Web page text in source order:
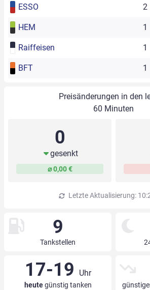
ESSO 2
HEM 1
Raiffeisen 1
BFT 1
Preisänderungen in den
60 Minuten
0
gesenkt
⌀ 0,00 €
Letzte Aktualisierung:
9
Tankstellen
17-19 Uhr
heutegünstig tanken